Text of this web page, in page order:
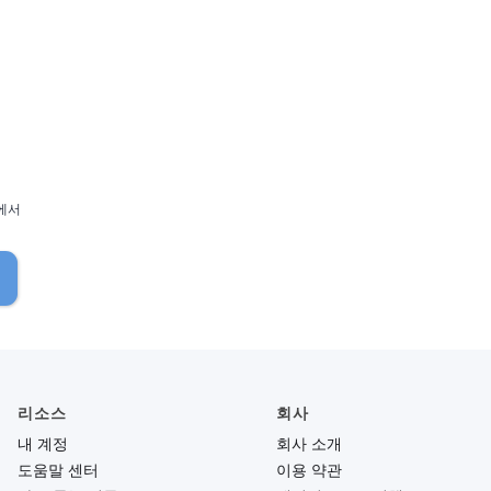
서
리소스
내 계정
도움말 센터
회사
회사 소개
이용 약관